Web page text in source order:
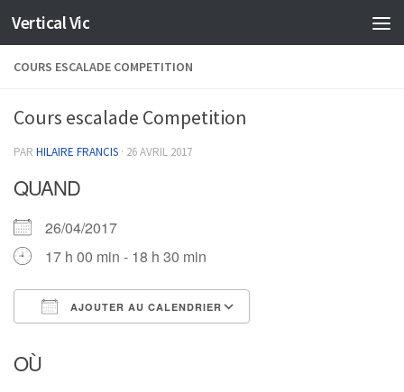
Skip to content
Vertical Vic
COURS ESCALADE COMPETITION
Cours escalade Competition
PAR HILAIRE FRANCIS · 26 AVRIL 2017
QUAND
26/04/2017
17 h 00 min - 18 h 30 min
AJOUTER AU CALENDRIER
OÙ